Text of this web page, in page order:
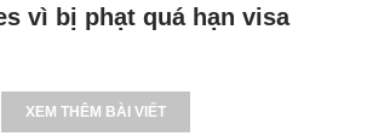
vì bị phạt quá hạn visa
XEM THÊM BÀI VIẾT